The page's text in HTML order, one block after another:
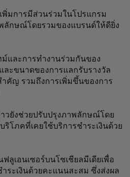
พิ่มการมีส่วนร่วมในโปรแกรม
ลักษณ์โดยรวมของแบรนด์ให้ดียิ่ง
ม์และการทำงานร่วมกันของ
ละขนาดของการแลกรับรางวัล
คัญ รวมถึงการเพิ่มขึ้นของการ
วยังช่วยปรับปรุงภาพลักษณ์โดย
โภคที่เคยใช้บริการชำระเงินด้วย
ลูเอนเซอร์บนโซเชียลมีเดียเพื่อ
ำระเงินด้วยคะแนนสะสม ซึ่งส่งผล